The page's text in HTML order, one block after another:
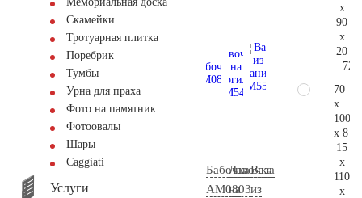
Скамейки
Тротуарная плитка
Поребрик
Тумбы
Урна для праха
Фото на памятник
Фотоовалы
Шары
Сaggiati
Услуги
Бабочка
AM0803
Лавочка
на
Ваза
из
x
90
x
20
70
x
100
x 8
15
x
110
x